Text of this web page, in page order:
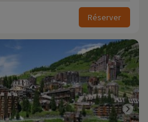
Réserver